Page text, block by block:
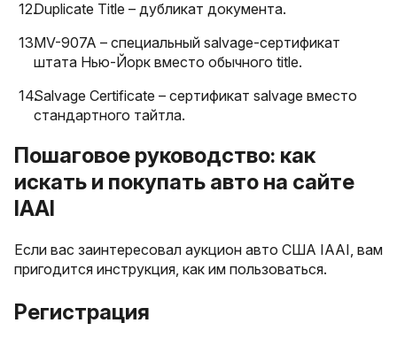
Duplicate Title – дубликат документа.
MV-907A – специальный salvage-сертификат
штата Нью-Йорк вместо обычного title.
Salvage Certificate – сертификат salvage вместо
стандартного тайтла.
Пошаговое руководство: как
искать и покупать авто на сайте
IAAI
Если вас заинтересовал аукцион авто США IAAI, вам
пригодится инструкция, как им пользоваться.
Регистрация